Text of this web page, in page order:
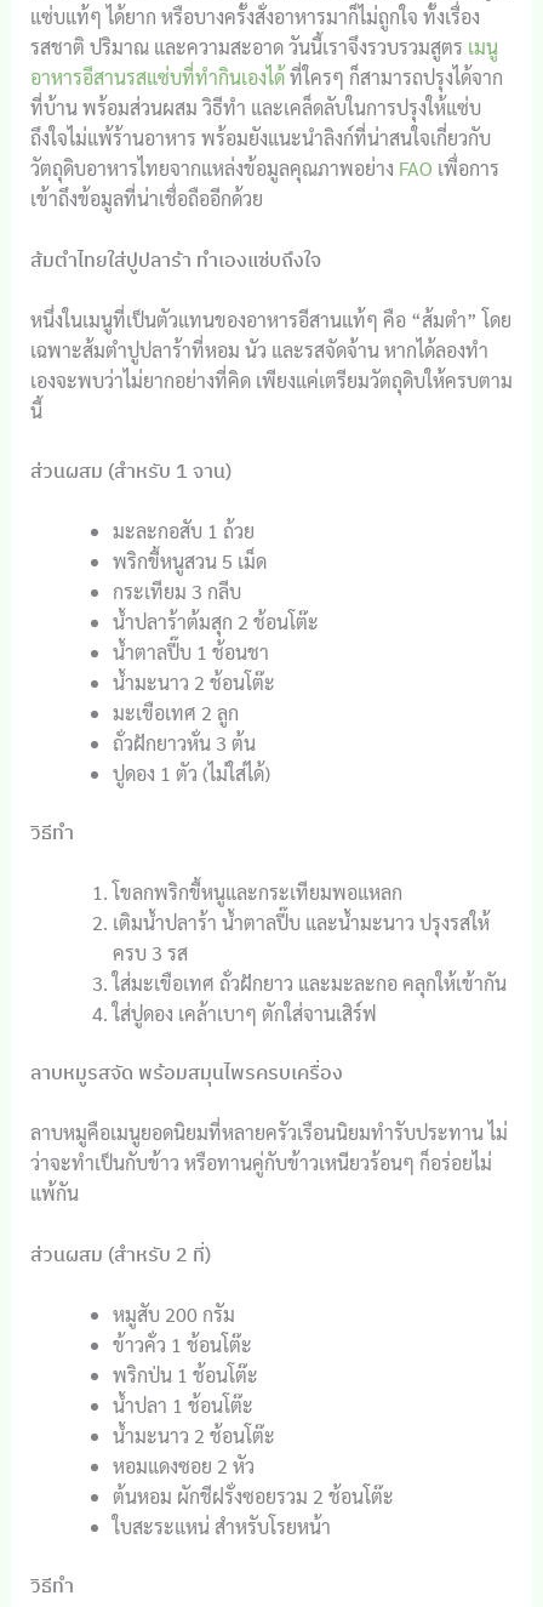
แซ่บแท้ๆ ได้ยาก หรือบางครั้งสั่งอาหารมาก็ไม่ถูกใจ ทั้งเรื่อง
รสชาติ ปริมาณ และความสะอาด วันนี้เราจึงรวบรวมสูตร เมนู
อาหารอีสานรสแซ่บที่ทำกินเองได้ที่ใครๆ ก็สามารถปรุงได้จาก
ที่บ้าน พร้อมส่วนผสม วิธีทำ และเคล็ดลับในการปรุงให้แซ่บ
ถึงใจไม่แพ้ร้านอาหาร พร้อมยังแนะนำลิงก์ที่น่าสนใจเกี่ยวกับ
วัตถุดิบอาหารไทยจากแหล่งข้อมูลคุณภาพอย่าง FAO เพื่อการ
เข้าถึงข้อมูลที่น่าเชื่อถืออีกด้วย
ส้มตำไทยใส่ปูปลาร้า ทำเองแซ่บถึงใจ
หนึ่งในเมนูที่เป็นตัวแทนของอาหารอีสานแท้ๆ คือ “ส้มตำ” โดย
เฉพาะส้มตำปูปลาร้าที่หอม นัว และรสจัดจ้าน หากได้ลองทำ
เองจะพบว่าไม่ยากอย่างที่คิด เพียงแค่เตรียมวัตถุดิบให้ครบตาม
นี้
ส่วนผสม (สำหรับ 1 จาน)
มะละกอสับ 1 ถ้วย
พริกขี้หนูสวน 5 เม็ด
กระเทียม 3 กลีบ
น้ำปลาร้าต้มสุก 2 ช้อนโต๊ะ
น้ำตาลปี๊บ 1 ช้อนชา
น้ำมะนาว 2 ช้อนโต๊ะ
มะเขือเทศ 2 ลูก
ถั่วฝักยาวหั่น 3 ต้น
ปูดอง 1 ตัว (ไม่ใส่ได้)
วิธีทำ
โขลกพริกขี้หนูและกระเทียมพอแหลก
เติมน้ำปลาร้า น้ำตาลปี๊บ และน้ำมะนาว ปรุงรสให้
ครบ 3 รส
ใส่มะเขือเทศ ถั่วฝักยาว และมะละกอ คลุกให้เข้ากัน
ใส่ปูดอง เคล้าเบาๆ ตักใส่จานเสิร์ฟ
ลาบหมูรสจัด พร้อมสมุนไพรครบเครื่อง
ลาบหมูคือเมนูยอดนิยมที่หลายครัวเรือนนิยมทำรับประทาน ไม่
ว่าจะทำเป็นกับข้าว หรือทานคู่กับข้าวเหนียวร้อนๆ ก็อร่อยไม่
แพ้กัน
ส่วนผสม (สำหรับ 2 ที่)
หมูสับ 200 กรัม
ข้าวคั่ว 1 ช้อนโต๊ะ
พริกป่น 1 ช้อนโต๊ะ
น้ำปลา 1 ช้อนโต๊ะ
น้ำมะนาว 2 ช้อนโต๊ะ
หอมแดงซอย 2 หัว
ต้นหอม ผักชีฝรั่งซอยรวม 2 ช้อนโต๊ะ
ใบสะระแหน่ สำหรับโรยหน้า
วิธีทำ